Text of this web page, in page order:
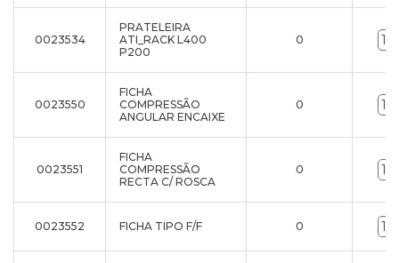
0023534
PRATELEIRA
ATI_RACK L400
P200
0
0023550
FICHA
COMPRESSÃO
ANGULAR ENCAIXE
0
0023551
FICHA
COMPRESSÃO
RECTA C/ ROSCA
0
0023552 FICHA TIPO F/F 0